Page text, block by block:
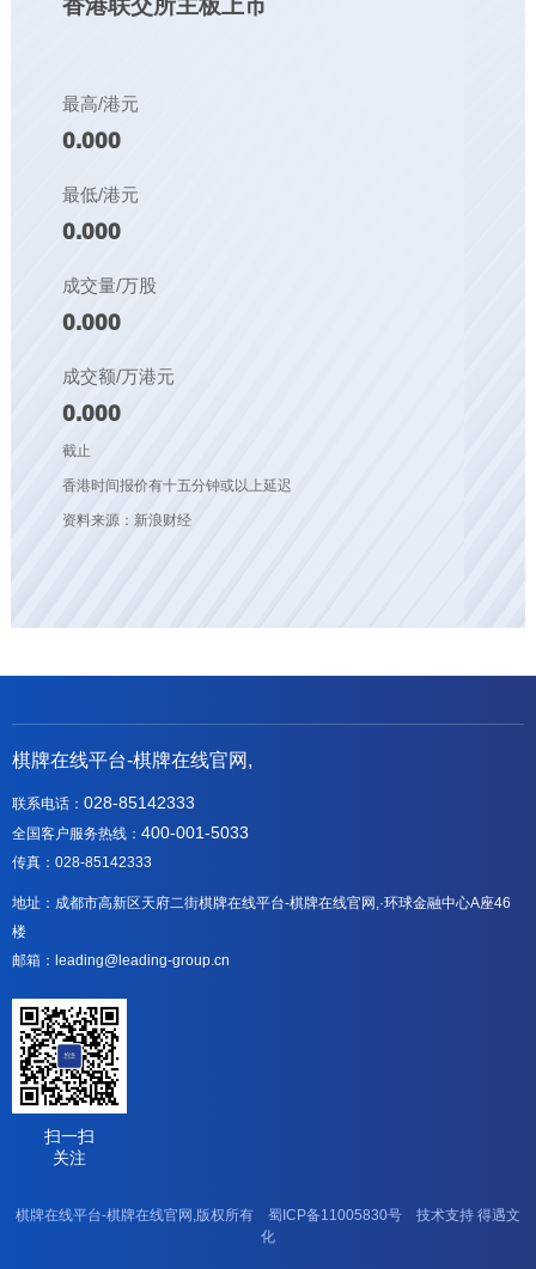
香港联交所主板上市
最高/港元
0.000
最低/港元
0.000
成交量/万股
0.000
成交额/万港元
0.000
截止
香港时间报价有十五分钟或以上延迟
资料来源：新浪财经
棋牌在线平台-棋牌在线官网,
联系电话： 028-85142333
全国客户服务热线： 400-001-5033
传真：028-85142333
地址：成都市高新区天府二街棋牌在线平台-棋牌在线官网,·环球金融中心A座46
楼
邮箱：leading@leading-group.cn
扫一扫
关注
棋牌在线平台-棋牌在线官网,版权所有 蜀ICP备11005830号 技术支持 得遇文
化